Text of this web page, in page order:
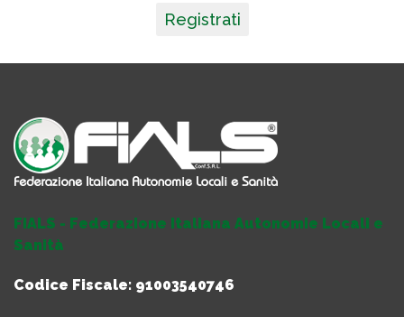
Registrati
FIALS - Federazione Italiana Autonomie Locali e
Sanità
Codice Fiscale: 91003540746